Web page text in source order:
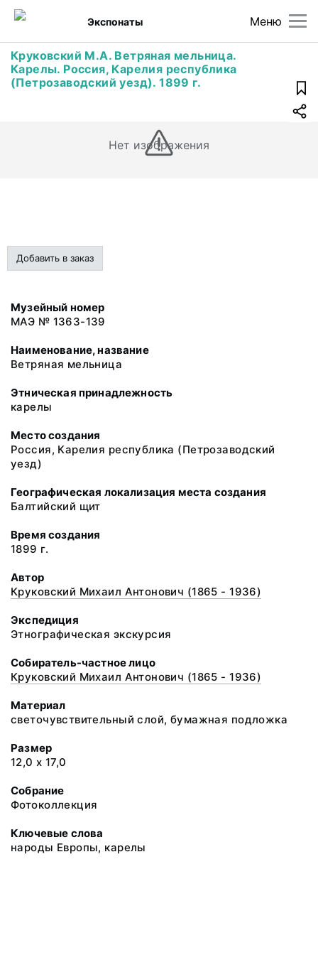
Меню
Экспонаты
Круковский М.А. Ветряная мельница.
Карелы. Россия, Карелия республика
(Петрозаводский уезд). 1899 г.
Нет изображения
Добавить в заказ
Музейный номер
МАЭ № 1363-139
Наименование, название
Ветряная мельница
Этническая принадлежность
карелы
Место создания
Россия, Карелия республика (Петрозаводский
уезд)
Географическая локализация места создания
Балтийский щит
Время создания
1899 г.
Автор
Круковский Михаил Антонович (1865 - 1936)
Экспедиция
Этнографическая экскурсия
Собиратель-частное лицо
Круковский Михаил Антонович (1865 - 1936)
Материал
светочувствительный слой, бумажная подложка
Размер
12,0 х 17,0
Собрание
Фотоколлекция
Ключевые слова
народы Европы, карелы